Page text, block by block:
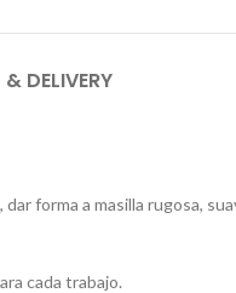
DELIVERY
forma a masilla rugosa,
cada trabajo.